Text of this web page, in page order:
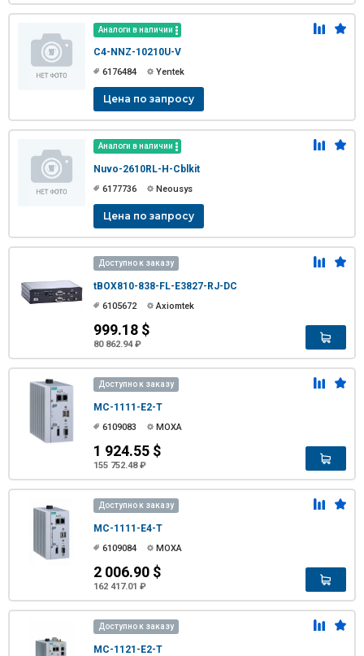
Аналоги в наличии
C4-NNZ-10210U-V
6176484 Yentek
Цена по запросу
Аналоги в наличии
Nuvo-2610RL-H-Cblkit
6177736 Neousys
Цена по запросу
Доступно к заказу
tBOX810-838-FL-E3827-RJ-DC
6105672 Axiomtek
999.18 $
80 862.94 ₽
Доступно к заказу
MC-1111-E2-T
6109083 MOXA
1 924.55 $
155 752.48 ₽
Доступно к заказу
MC-1111-E4-T
6109084 MOXA
2 006.90 $
162 417.01 ₽
Доступно к заказу
MC-1121-E2-T